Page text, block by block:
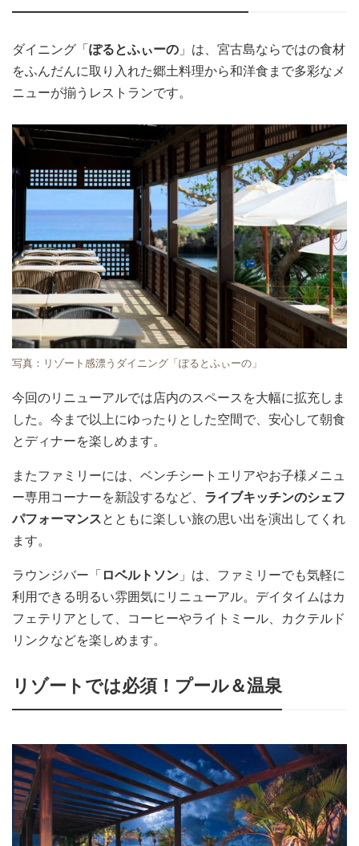
ダイニング「 ぽるとふぃーの 」は、宮古島ならではの食材
をふんだんに取り入れた郷土料理から和洋食まで多彩なメ
ニューが揃うレストランです。
写真：リゾート感漂うダイニング「ぽるとふぃーの」
今回のリニューアルでは店内のスペースを大幅に拡充しま
した。今まで以上にゆったりとした空間で、安心して朝食
とディナーを楽しめます。
またファミリーには、ベンチシートエリアやお子様メニュ
ー専用コーナーを新設するなど、 ライブキッチンのシェフ
パフォーマンスとともに楽しい旅の思い出を演出してくれ
ます。
ラウンジバー「 ロベルトソン 」は、ファミリーでも気軽に
利用できる明るい雰囲気にリニューアル。デイタイムはカ
フェテリアとして、コーヒーやライトミール、カクテルド
リンクなどを楽しめます。
リゾートでは必須！プール＆温泉